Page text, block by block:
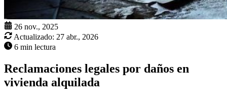
26 nov., 2025
Actualizado: 27 abr., 2026
6 min lectura
Reclamaciones legales por daños en
vivienda alquilada